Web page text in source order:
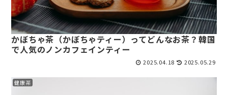
かぼちゃ茶（かぼちゃティー）ってどんなお茶？韓国
で人気のノンカフェインティー
2025.04.18 2025.05.29
健康茶